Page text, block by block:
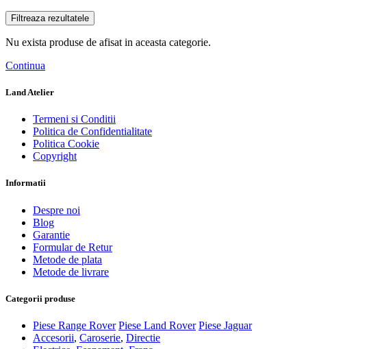
Filtreaza rezultatele
Nu exista produse de afisat in aceasta categorie.
Continua
Land Atelier
Termeni si Conditii
Politica de Confidentialitate
Politica Cookie
Copyright
Informatii
Despre noi
Blog
Garantie
Formular de Retur
Metode de plata
Metode de livrare
Categorii produse
Piese Range Rover Piese Land Rover Piese Jaguar
Accesorii, Caroserie, Directie